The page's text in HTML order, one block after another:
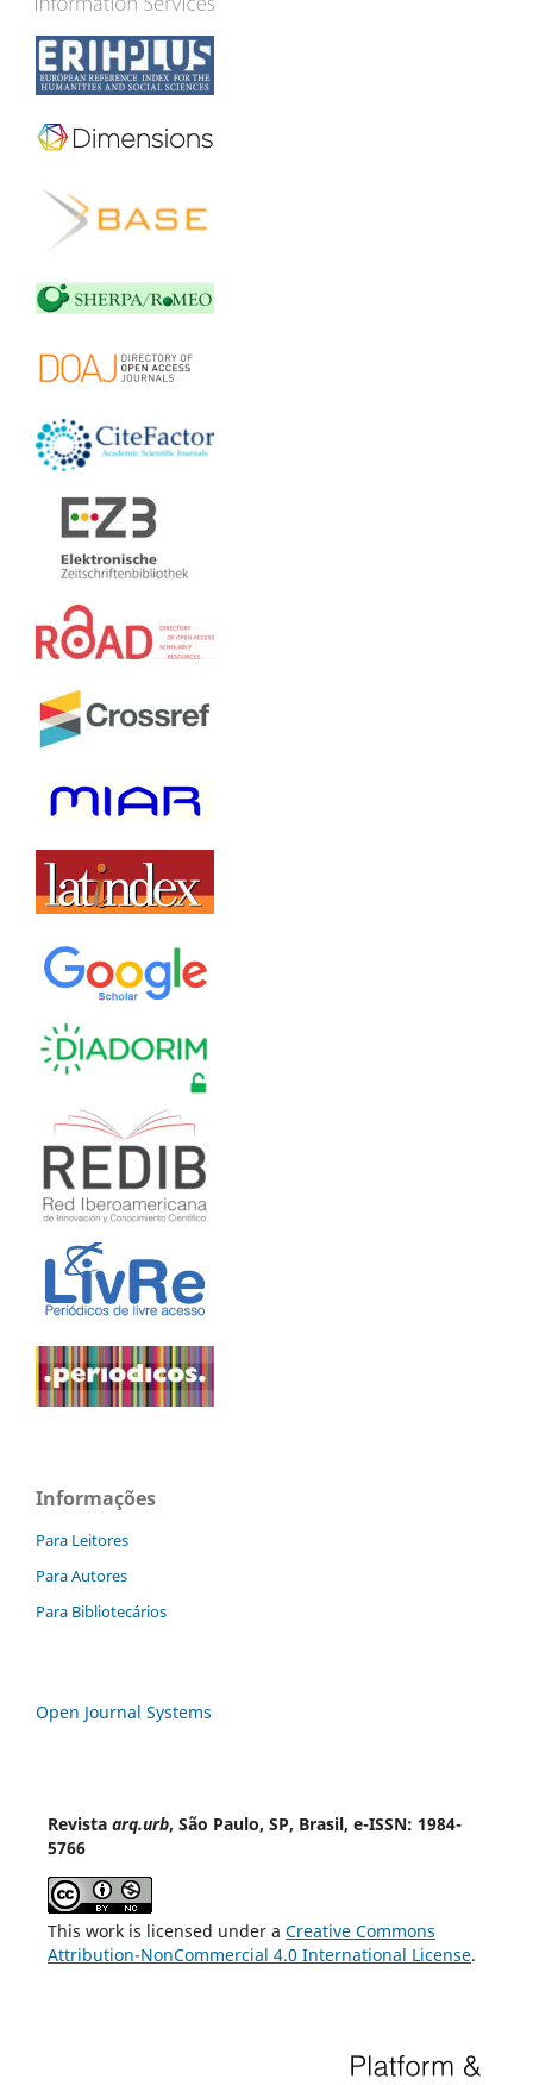
Informações
Para Leitores
Para Autores
Para Bibliotecários
Open Journal Systems
Revista arq.urb, São Paulo, SP, Brasil, e-ISSN: 1984-
5766
This work is licensed under a Creative Commons
Attribution-NonCommercial 4.0 International License.